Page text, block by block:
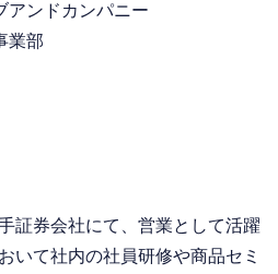
アンドカンパニー
業部
証券会社にて、営業として活躍
いて社内の社員研修や商品セミ